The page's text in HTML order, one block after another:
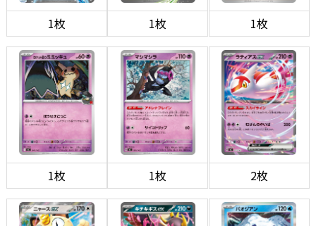
1枚 1枚 1枚
1枚 1枚 2枚